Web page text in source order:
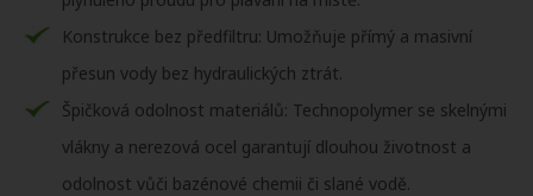
Konstrukce bez předfiltru: Umožňuje přímý a masivní
přesun vody bez hydraulických ztrát.
Špičková odolnost materiálů: Technopolymer se skelnými
vlákny a nerezová ocel garantují dlouhou životnost a
odolnost vůči bazénové chemii či slané vodě.